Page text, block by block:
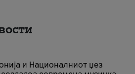
и Националниот џез